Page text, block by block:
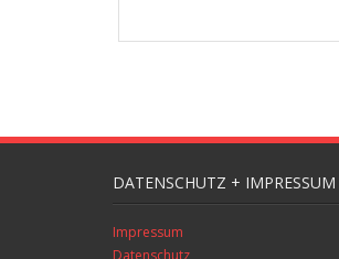
DATENSCHUTZ + IMPRESSUM
Impressum
Datenschutz